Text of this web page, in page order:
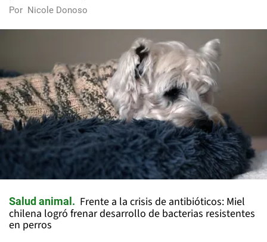
Por Nicole Donoso
Salud animal
Frente a la crisis de antibióticos: Miel
chilena logró frenar desarrollo de bacterias resistentes
en perros